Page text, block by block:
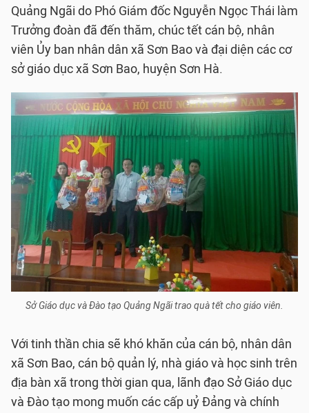
Quảng Ngãi do Phó Giám đốc Nguyễn Ngọc Thái làm
Trưởng đoàn đã đến thăm, chúc tết cán bộ, nhân
viên Ủy ban nhân dân xã Sơn Bao và đại diện các cơ
sở giáo dục xã Sơn Bao, huyện Sơn Hà.
Sở Giáo dục và Đào tạo Quảng Ngãi trao quà tết cho giáo viên.
Với tinh thần chia sẽ khó khăn của cán bộ, nhân dân
xã Sơn Bao, cán bộ quản lý, nhà giáo và học sinh trên
địa bàn xã trong thời gian qua, lãnh đạo Sở Giáo dục
và Đào tạo mong muốn các cấp uỷ Đảng và chính